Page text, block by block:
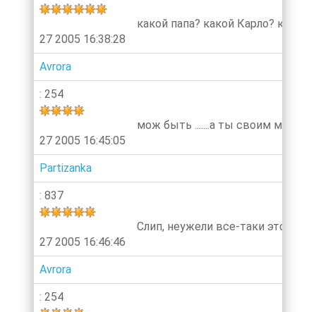
27 2005 16:38:28
какой папа? какой Карло?
Avrora
: 254
27 2005 16:45:05
мож быть .......а ты своим
Partizanka
: 837
27 2005 16:46:46
Слип, неужели все-таки этот
Avrora
: 254